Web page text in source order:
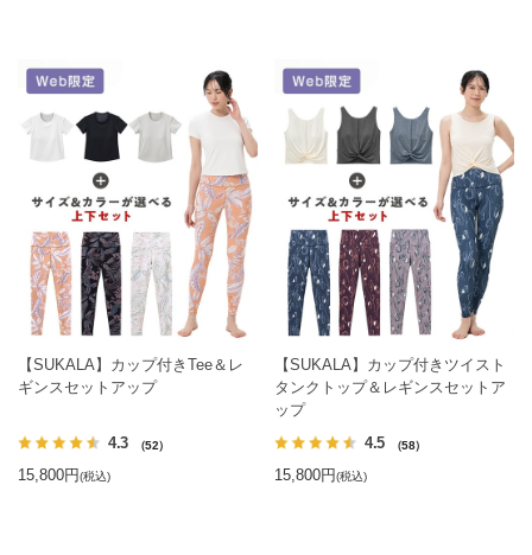
【SUKALA】カップ付きTee＆レ
ギンスセットアップ
4.3 （52）
15,800円(税込)
【SUKALA】カップ付きツイスト
タンクトップ＆レギンスセットア
ップ
4.5 （58）
15,800円(税込)